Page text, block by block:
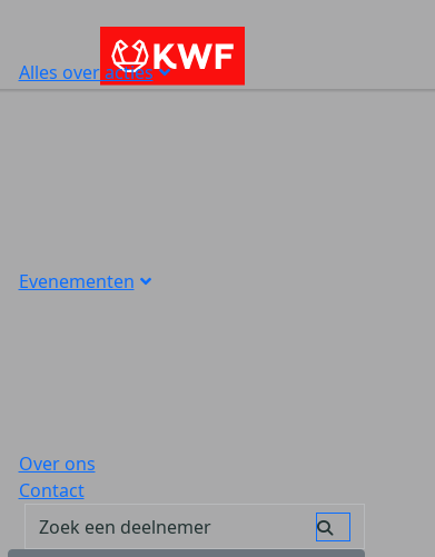
Alles over acties
Evenementen
Over ons
Contact